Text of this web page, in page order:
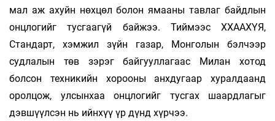
мал аж ахуйн нөхцөл болон ямааны тавлаг байдлын
онцлогийг тусгаагүй байжээ. Тиймээс ХХААХҮЯ,
Стандарт, хэмжил зүйн газар, Монголын бэлчээр
судлалын төв зэрэг байгууллагаас Милан хотод
болсон техникийн хорооны анхдугаар хуралдаанд
оролцож, улсынхаа онцлогийг тусгах шаардлагыг
дэвшүүлсэн нь ийнхүү үр дүнд хүрчээ.